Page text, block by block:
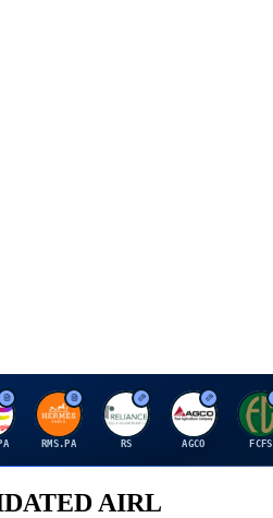
H
RMS.PA
R
RS
A
AGCO
F
FCFS
AIRL